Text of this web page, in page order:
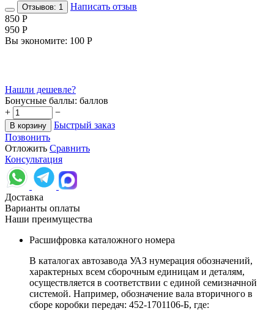
Отзывов: 1
Написать отзыв
‍850‍ Р
‍950‍ Р
Вы экономите: 100 Р
Нашли дешевле?
Бонусные баллы: баллов
+
−
В корзину
Быстрый заказ
Позвонить
Отложить Сравнить
Консультация
Доставка
Варианты оплаты
Наши преимущества
Расшифровка каталожного номера
В каталогах автозавода УАЗ нумерация обозначений,
характерных всем сборочным единицам и деталям,
осуществляется в соответствии с единой семизначной
системой. Например, обозначение вала вторичного в
сборе коробки передач: 452-1701106-Б, где: